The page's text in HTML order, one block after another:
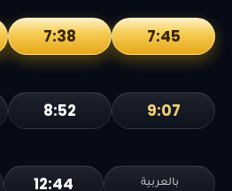
7:38 7:45
8:52 9:07
12:44 بالعربية